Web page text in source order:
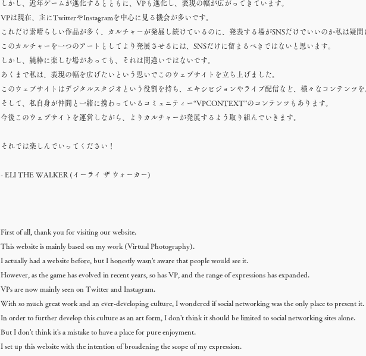
しかし、近年ゲームが進化するとともに、VPも進化し、表現の幅が広がってきています。
VPは現在、主にTwitterやInstagramを中心に見る機会が多いです。
これだけ素晴らしい作品が多く、カルチャーが発展し続けているのに、発表する場がSNSだけでいいのか私は疑問
このカルチャーを一つのアートとしてより発展させるには、SNSだけに留まるべきではないと思います。
しかし、純粋に楽しむ場があっても、それは間違いではないです。
あくまで私は、表現の幅を広げたいという思いでこのウェブサイトを立ち上げました。
このウェブサイトはデジタルスタジオという役割を持ち、エキシビジョンやライブ配信など、様々なコンテンツを
そして、私自身が仲間と一緒に携わっているコミュニティー“VPCONTEXT”のコンテンツもあります。
今後このウェブサイトを運営しながら、よりカルチャーが発展するよう取り組んでいきます。
それでは楽しんでいってください！
- ELI THE WALKER (イーライ ザ ウォーカー)
First of all, thank you for visiting our website.
This website is mainly based on my work (Virtual Photography).
I actually had a website before, but I honestly wasn't aware that people would see it.
However, as the game has evolved in recent years, so has VP, and the range of expressions has expanded.
VPs are now mainly seen on Twitter and Instagram.
With so much great work and an ever-developing culture, I wondered if social networking was the only place to present it.
In order to further develop this culture as an art form, I don't think it should be limited to social networking sites alone.
But I don't think it's a mistake to have a place for pure enjoyment.
I set up this website with the intention of broadening the scope of my expression.